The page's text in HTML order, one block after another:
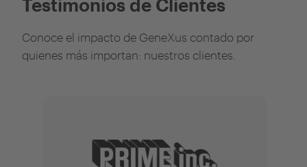
Testimonios de Clientes
Conoce el impacto de GeneXus contado por
quienes más importan: nuestros clientes.